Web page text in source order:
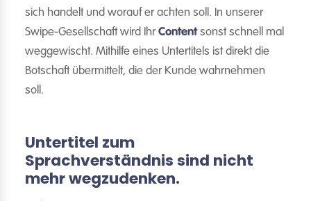
sich handelt und worauf er achten soll. In unserer
Swipe-Gesellschaft wird IhrContentsonst schnell mal
weggewischt. Mithilfe eines Untertitels ist direkt die
Botschaft übermittelt, die der Kunde wahrnehmen
soll.
Untertitel zum
Sprachverständnis sind nicht
mehr wegzudenken.